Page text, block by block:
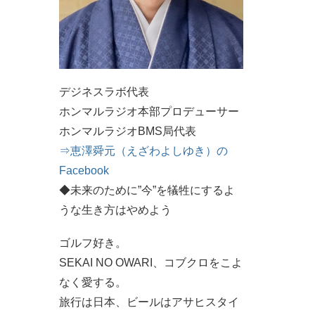
デジネスラボ代表
ホンマルラジオ本部プロデューサー
ホンマルラジオBMS局代表
⇒恵澤舜元（えざわよしゆき）の
Facebook
◆未来のために”今”を犠牲にするよ
うな生き方はやめよう
ゴルフ好き。
SEKAI NO OWARI、コブクロをこよ
なく愛する。
旅行は日本、ビールはアサヒスタイ